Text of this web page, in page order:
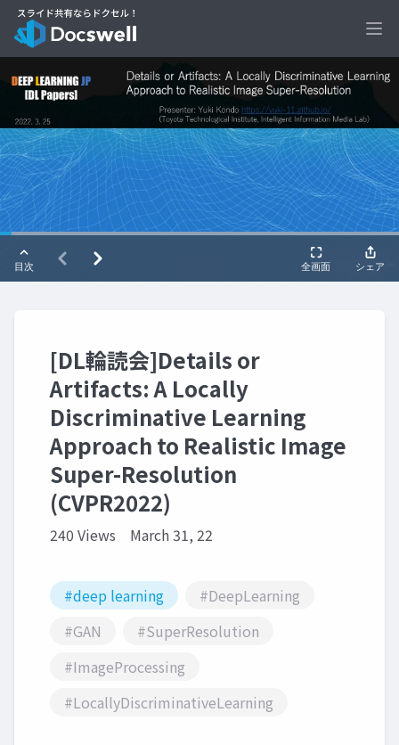
[DL輪読会]Details or
Artifacts: A Locally
Discriminative Learning
Approach to Realistic Image
Super-Resolution
(CVPR2022)
240 Views March 31, 22
#deep learning
#DeepLearning
#GAN
#SuperResolution
#ImageProcessing
#LocallyDiscriminativeLearning